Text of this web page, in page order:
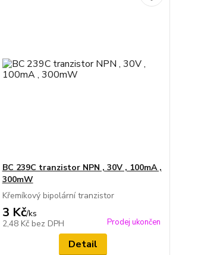
BC 239C tranzistor NPN , 30V , 100mA ,
300mW
Křemíkový bipolární tranzistor
3 Kč/ks
2,48 Kč bez DPH Prodej ukončen
Detail